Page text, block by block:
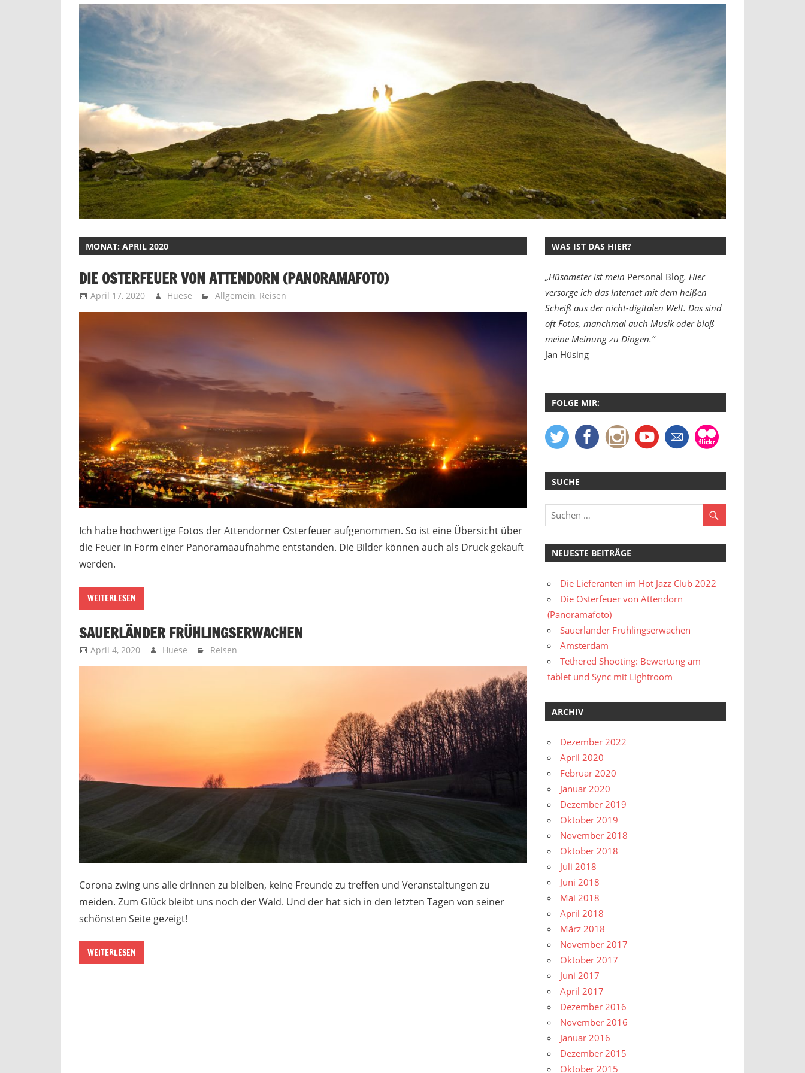
MONAT:APRIL 2020
DIE OSTERFEUER VON ATTENDORN (PANORAMAFOTO)
April 17, 2020 Huese Allgemein, Reisen
Ich habe hochwertige Fotos der Attendorner Osterfeuer aufgenommen. So ist eine Übersicht über
die Feuer in Form einer Panoramaaufnahme entstanden. Die Bilder können auch als Druck gekauft
werden.
WEITERLESEN
SAUERLÄNDER FRÜHLINGSERWACHEN
April 4, 2020 Huese Reisen
Corona zwing uns alle drinnen zu bleiben, keine Freunde zu treffen und Veranstaltungen zu
meiden. Zum Glück bleibt uns noch der Wald. Und der hat sich in den letzten Tagen von seiner
schönsten Seite gezeigt!
WEITERLESEN
WAS IST DAS HIER?
„Hüsometer ist mein Personal Blog. Hier
versorge ich das Internet mit dem heißen
Scheiß aus der nicht-digitalen Welt. Das sind
oft Fotos, manchmal auch Musik oder bloß
meine Meinung zu Dingen.“
Jan Hüsing
FOLGE MIR:
SUCHE
NEUESTE BEITRÄGE
Die Lieferanten im Hot Jazz Club 2022
Die Osterfeuer von Attendorn
(Panoramafoto)
Sauerländer Frühlingserwachen
Amsterdam
Tethered Shooting: Bewertung am
tablet und Sync mit Lightroom
ARCHIV
Dezember 2022
April 2020
Februar 2020
Januar 2020
Dezember 2019
Oktober 2019
November 2018
Oktober 2018
Juli 2018
Juni 2018
Mai 2018
April 2018
März 2018
November 2017
Oktober 2017
Juni 2017
April 2017
Dezember 2016
November 2016
Januar 2016
Dezember 2015
Oktober 2015